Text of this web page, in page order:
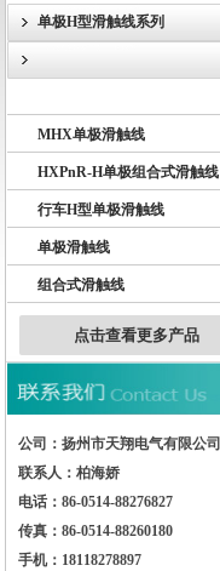
扬州市天翔电气有限公司
单极H型滑触线系列
BHD单极滑触线
MHX单极滑触线
HXPnR-H单极组合式滑触线
行车H型单极滑触线
单极滑触线
组合式滑触线
点击查看更多产品
公司：扬州市天翔电气有限公司
联系人：柏海娇
电话：86-0514-88276827
传真：86-0514-88260180
手机：18118278897